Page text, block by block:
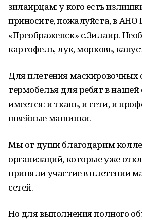
зилаирцам: у кого есть
приносите, пожалуйста, в
«Преображенск» с.Зилаир.
картофель, лук, морковь,
Для плетения маскировочных
термобелья для ребят в нашей
имеется: и ткань, и сети, и
швейные машинки.
Мы от души благодарим
организаций, которые уже
приняли участие в плетении
сетей.
Но для выполнения полного